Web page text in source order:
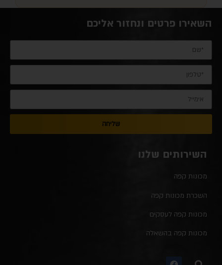
השאירו פרטים ונחזור אליכם
שליחה
השירותים שלנו
מכונות קפה
השכרת מכונות קפה
מכונות קפה לעסקים
מכונות קפה בהשאלה